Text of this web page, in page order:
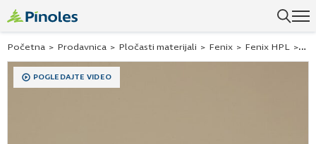
Početna > Prodavnica > Pločasti materijali > Fenix > Fenix HPL >
POGLEDAJTE VIDEO